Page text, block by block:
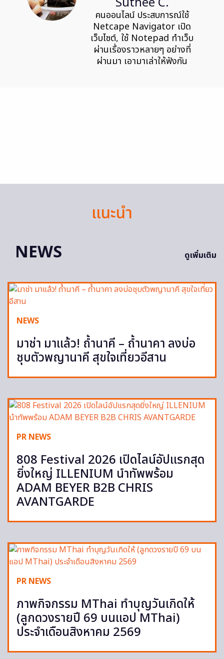
คนออนไลน์ ประสบการณ์ใช้
Netcape Navigator เปิด
เว็บไซต์, ใช้ Notepad ทำเว็บ
ผ่านเรื่องราวหลายๆ อย่างที่
ผ่านมา เอามาเล่าให้ฟังกัน
แนะนำ
NEWS
ดูเพิ่มเติม
NEWS
มาช่า มาแล้ว! ถ้ำนาคี – ถ้ำนาคา ลงบ่อ
ชุบตัวพญานาคี สุขใจเที่ยวอีสาน
PR NEWS
808 Festival 2026 เปิดไลน์อัปแรกสุด
ยิ่งใหญ่ ILLENIUM นำทัพพร้อม
ADAM BEYER B2B CHRIS
AVANTGARDE
PR NEWS
ภาพกิจกรรม MThai ทำบุญวันเกิดให้
(ลูกดวงรายปี 69 บนแอป MThai)
ประจำเดือนสิงหาคม 2569